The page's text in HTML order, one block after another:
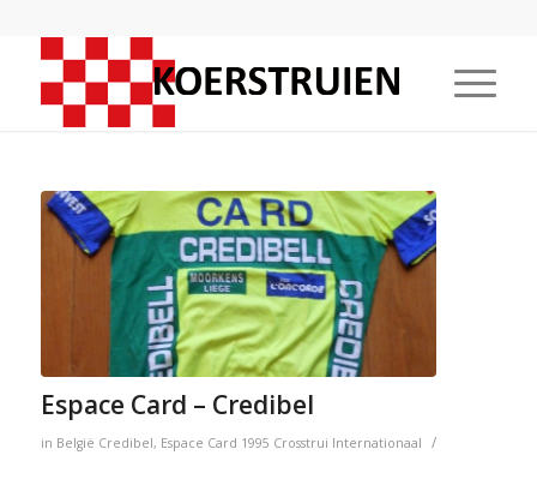
Espace Card – Credibel
in België Credibel, Espace Card 1995 Crosstrui Internationaal /